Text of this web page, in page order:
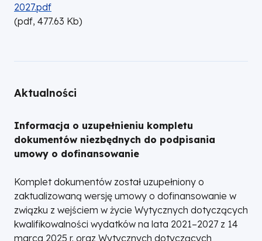
2027.pdf
(pdf, 477.63 Kb)
Aktualności
Informacja o uzupełnieniu kompletu
dokumentów niezbędnych do podpisania
umowy o dofinansowanie
Komplet dokumentów został uzupełniony o
zaktualizowaną wersję umowy o dofinansowanie w
związku z wejściem w życie Wytycznych dotyczących
kwalifikowalności wydatków na lata 2021–2027 z 14
marca 2025 r. oraz Wytycznych dotyczących